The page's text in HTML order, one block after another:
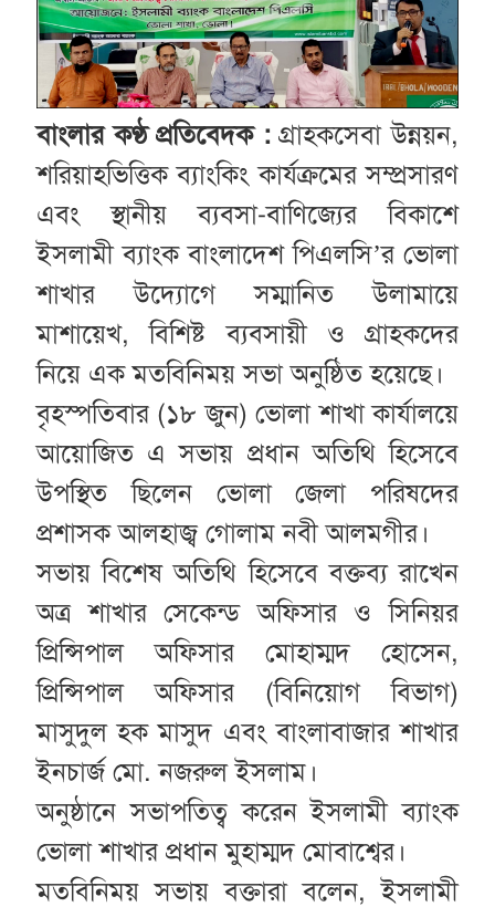
বাংলার কণ্ঠ প্রতিবেদক : গ্রাহকসেবা উন্নয়ন,
শরিয়াহভিত্তিক ব্যাংকিং কার্যক্রমের সম্প্রসারণ
এবং স্থানীয় ব্যবসা-বাণিজ্যের বিকাশে
ইসলামী ব্যাংক বাংলাদেশ পিএলসি’র ভোলা
শাখার উদ্যোগে সম্মানিত উলামায়ে
মাশায়েখ, বিশিষ্ট ব্যবসায়ী ও গ্রাহকদের
নিয়ে এক মতবিনিময় সভা অনুষ্ঠিত হয়েছে।
বৃহস্পতিবার (১৮ জুন) ভোলা শাখা কার্যালয়ে
আয়োজিত এ সভায় প্রধান অতিথি হিসেবে
উপস্থিত ছিলেন ভোলা জেলা পরিষদের
প্রশাসক আলহাজ্ব গোলাম নবী আলমগীর।
সভায় বিশেষ অতিথি হিসেবে বক্তব্য রাখেন
অত্র শাখার সেকেন্ড অফিসার ও সিনিয়র
প্রিন্সিপাল অফিসার মোহাম্মদ হোসেন,
প্রিন্সিপাল অফিসার (বিনিয়োগ বিভাগ)
মাসুদুল হক মাসুদ এবং বাংলাবাজার শাখার
ইনচার্জ মো. নজরুল ইসলাম।
অনুষ্ঠানে সভাপতিত্ব করেন ইসলামী ব্যাংক
ভোলা শাখার প্রধান মুহাম্মদ মোবাশ্বের।
মতবিনিময় সভায় বক্তারা বলেন, ইসলামী